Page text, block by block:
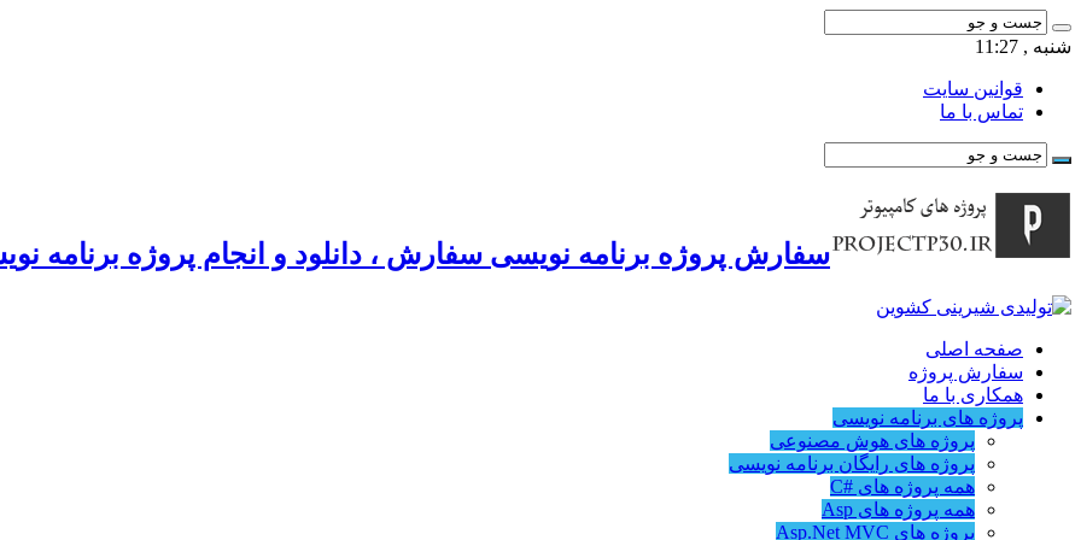
شنبه , 11:27
قوانین سایت
تماس با ما
سفارش پروژه برنامه نویسی سفارش ، دانلود و انجام پروژه برنامه
صفحه اصلی
سفارش پروژه
همکاری با ما
پروژه های برنامه نویسی
پروژه های هوش مصنوعی
پروژه های رایگان برنامه نویسی
همه پروژه های #C
همه پروژه های Asp
پروژه های Asp.Net MVC